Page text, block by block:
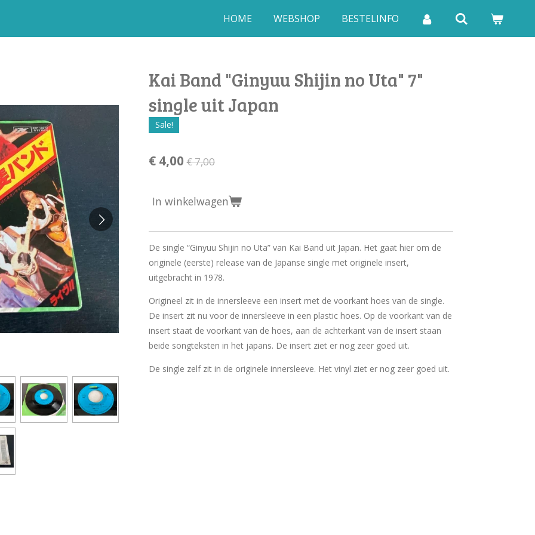
HOME WEBSHOP BESTELINFO
Kai Band "Ginyuu Shijin no Uta" 7"
single uit Japan
Sale!
€ 4,00 € 7,00
In winkelwagen
De single “Ginyuu Shijin no Uta” van Kai Band uit Japan. Het gaat hier om de
originele (eerste) release van de Japanse single met originele insert,
uitgebracht in 1978.
Origineel zit in de innersleeve een insert met de voorkant hoes van de single.
De insert zit nu voor de innersleeve in een plastic hoes. Op de voorkant van de
insert staat de voorkant van de hoes, aan de achterkant van de insert staan
beide songteksten in het japans. De insert ziet er nog zeer goed uit.
De single zelf zit in de originele innersleeve. Het vinyl ziet er nog zeer goed uit.